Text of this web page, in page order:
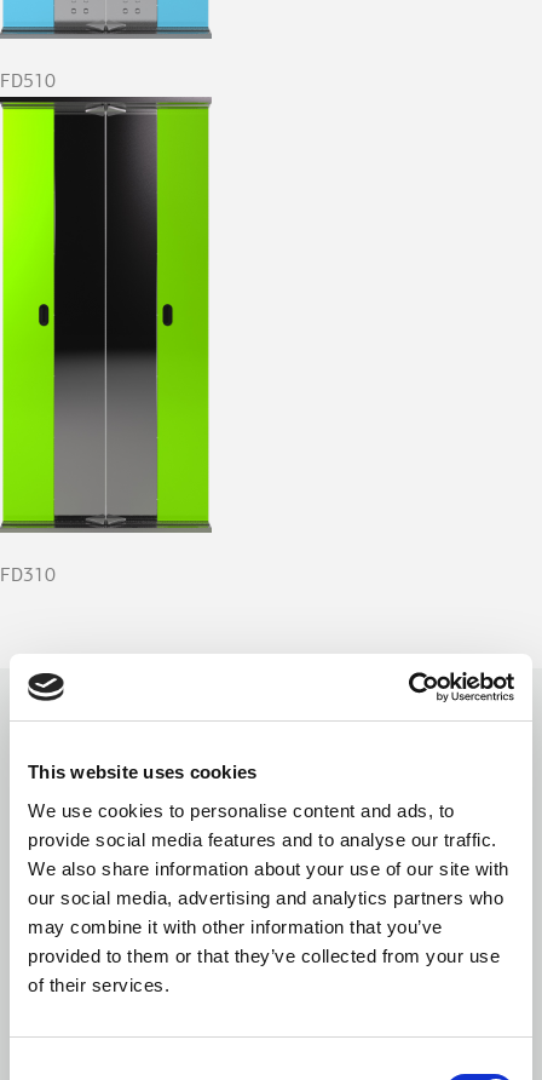
This website uses cookies
We use cookies to personalise content and ads, to
provide social media features and to analyse our traffic.
We also share information about your use of our site with
our social media, advertising and analytics partners who
may combine it with other information that you’ve
provided to them or that they’ve collected from your use
of their services.
FD510
FD310
Lackiertes Stahlblech